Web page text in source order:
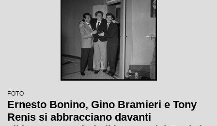
FOTO
Ernesto Bonino, Gino Bramieri e Tony
Renis si abbracciano davanti